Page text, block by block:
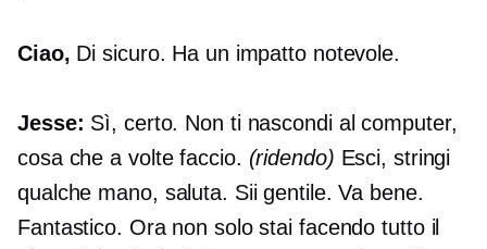
Ciao, Di sicuro. Ha un impatto notevole.
Jesse: Sì, certo. Non ti nascondi al computer,
cosa che a volte faccio. (ridendo) Esci, stringi
qualche mano, saluta. Sii gentile. Va bene.
Fantastico. Ora non solo stai facendo tutto il